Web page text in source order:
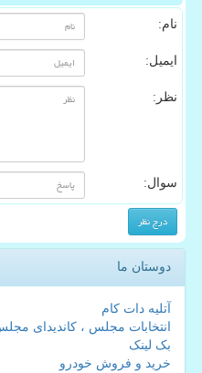
نام:
ایمیل:
نظر:
سوال:
دوستان ما
آتلیه دات کام
انتخابات مجلس ، کاندیدای
بک لینک
خرید و فروش خودرو